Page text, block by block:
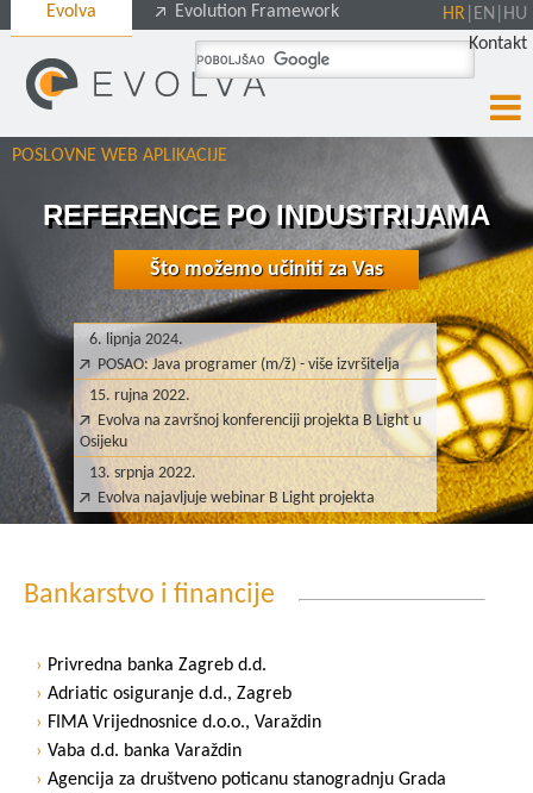
Evolva Evolution Framework HR EN
HU
Kontakt
POSLOVNE WEB APLIKACIJE
REFERENCE PO INDUSTRIJAMA
Što možemo učiniti za Vas
6. lipnja 2024.
POSAO: Java programer (m/ž) - više izvršitelja
15. rujna 2022.
Evolva na završnoj konferenciji projekta B Light u
Osijeku
13. srpnja 2022.
Evolva najavljuje webinar B Light projekta
Bankarstvo i financije
Privredna banka Zagreb d.d.
Adriatic osiguranje d.d., Zagreb
FIMA Vrijednosnice d.o.o., Varaždin
Vaba d.d. banka Varaždin
Agencija za društveno poticanu stanogradnju Grada